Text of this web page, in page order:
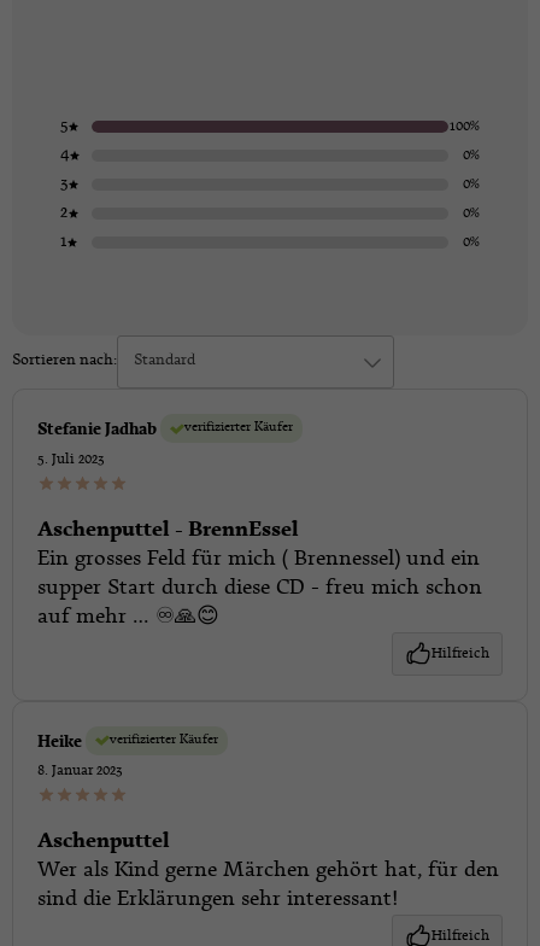
1 0%
2 0%
3 0%
4 0%
5 100%
Sortieren nach: Standard
Stefanie Jadhab verifizierter Käufer
5. Juli 2023
Aschenputtel - BrennEssel
Ein grosses Feld für mich ( Brennessel) und ein
supper Start durch diese CD - freu mich schon
auf mehr … ♾️🙏😊
Hilfreich
Heike verifizierter Käufer
8. Januar 2023
Aschenputtel
Wer als Kind gerne Märchen gehört hat, für den
sind die Erklärungen sehr interessant!
Hilfreich